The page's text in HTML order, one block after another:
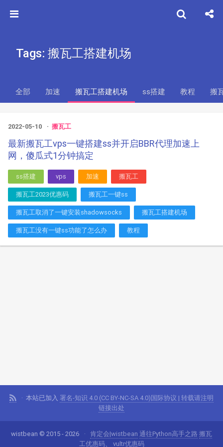
Tags: 搬瓦工搭建机场
全部 加速 搬瓦工搭建机场 ss搭建 教程 搬
2022-05-10 搬瓦工
最新搬瓦工vps一键搭建ss并开启BBR代理加速上
网，傻瓜式1分钟搞定
ss搭建 vps 加速 搬瓦工
搬瓦工2023优惠码 搬瓦工一键ss
搬瓦工取消了一键安装shadowsocks 搬瓦工搭建机场
搬瓦工没有一键ss功能了怎么办 教程
本站已加入 署名-知识 4.0 (CC BY-NC-SA 4.0)国际协议 | 转载请注明
链接出处
wistbean © 2015 - 2026 肯定会|wistbean 通往Python高手之路 搬瓦
工优惠码、 vultr优惠码